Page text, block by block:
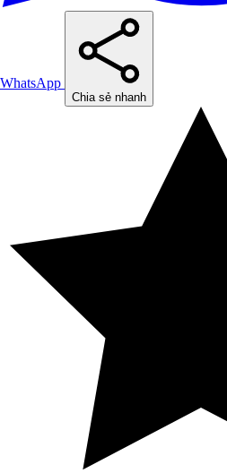
WhatsApp
Chia sẻ nhanh